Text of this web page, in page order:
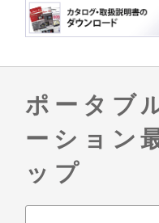
ポータブ
ーション
ップ